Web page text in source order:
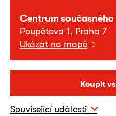
Centrum současného
Poupětova 1, Praha 7
Ukázat na mapě
Koupit
Související události